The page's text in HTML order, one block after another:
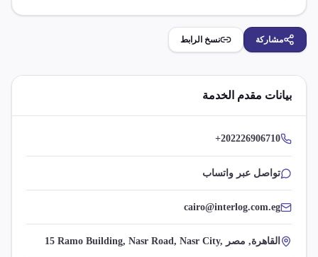
مشاركة نسخ الرابط
بيانات مقدم الخدمة
+202226906710
تواصل عبر واتساب
cairo@interlog.com.eg
15 Ramo Building, Nasr Road, Nasr City, القاهرة, مصر